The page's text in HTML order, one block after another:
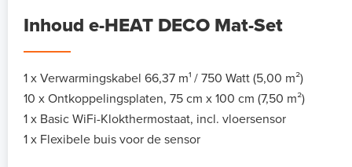
Inhoud e-HEAT DECO Mat-Set
1 x Verwarmingskabel 66,37 m¹ / 750 Watt (5,00 m²)
10 x Ontkoppelingsplaten, 75 cm x 100 cm (7,50 m²)
1 x Basic WiFi-Klokthermostaat, incl. vloersensor
1 x Flexibele buis voor de sensor